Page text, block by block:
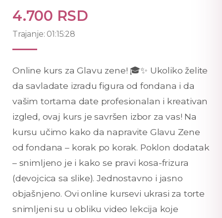
4.700 RSD
Trajanje: 01:15:28
Online kurs za Glavu zene! 🎓✨ Ukoliko želite
da savladate izradu figura od fondana i da
vašim tortama date profesionalan i kreativan
izgled, ovaj kurs je savršen izbor za vas! Na
kursu učimo kako da napravite Glavu Zene
od fondana – korak po korak. Poklon dodatak
– snimljeno je i kako se pravi kosa-frizura
(devojcica sa slike). Jednostavno i jasno
objašnjeno. Ovi online kursevi ukrasi za torte
snimljeni su u obliku video lekcija koje